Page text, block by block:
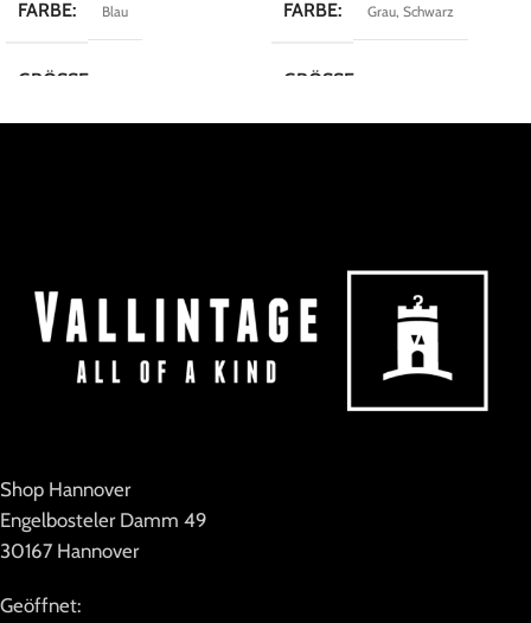
FARBE Blau
GRÖSSE
FARBE Grau, Schwarz
GRÖSSE
Shop Hannover
Engelbosteler Damm 49
30167 Hannover
Geöffnet: